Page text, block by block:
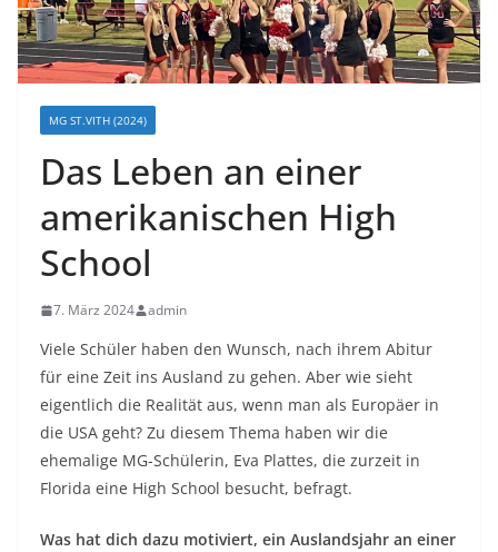
MG ST.VITH (2024)
Das Leben an einer
amerikanischen High
School
7. März 2024 admin
Viele Schüler haben den Wunsch, nach ihrem Abitur
für eine Zeit ins Ausland zu gehen. Aber wie sieht
eigentlich die Realität aus, wenn man als Europäer in
die USA geht? Zu diesem Thema haben wir die
ehemalige MG-Schülerin, Eva Plattes, die zurzeit in
Florida eine High School besucht, befragt.
Was hat dich dazu motiviert, ein Auslandsjahr an einer